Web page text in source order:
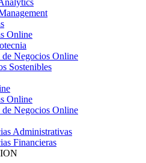
Online
de Negocios Online
Sostenibles
Online
de Negocios Online
Administrativas
Financieras